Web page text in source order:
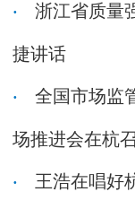
浙江省质量
捷讲话
全国市场监
场推进会在杭
王浩在唱好